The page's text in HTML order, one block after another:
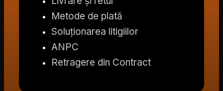
Metode de plată
Soluționarea litigiilor
ANPC
Retragere din Contract